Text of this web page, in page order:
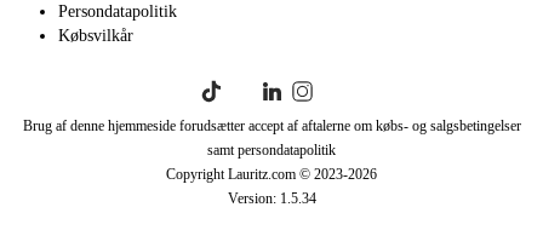
Persondatapolitik
Købsvilkår
Brug af denne hjemmeside forudsætter accept af aftalerne om købs- og salgsbetingelser
samt persondatapolitik
Copyright Lauritz.com © 2023-2026
Version: 1.5.34